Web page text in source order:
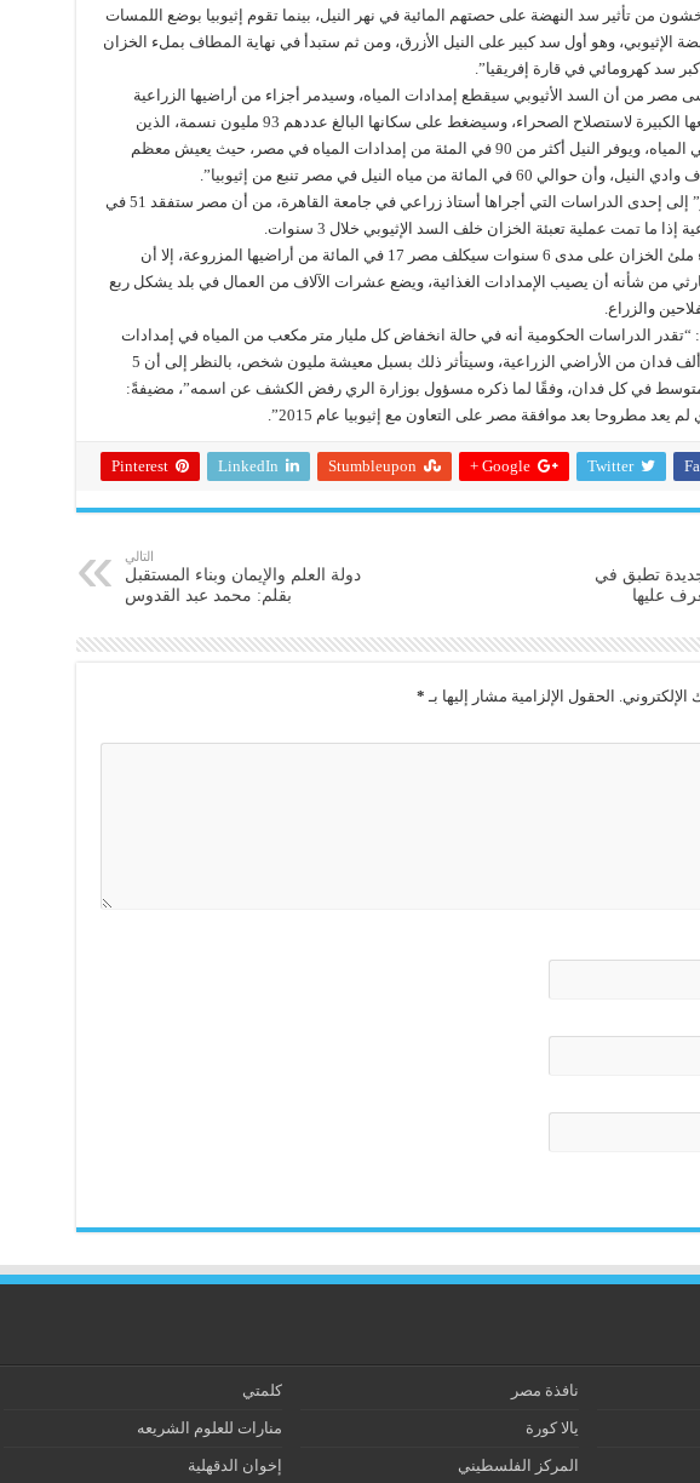
من تأثير سد النهضة على حصتهم المائية في نهر النيل، بينما تقوم إثيوبيا بوضع اللمسات
الإثيوبي، وهو أول سد كبير على النيل الأزرق، ومن ثم ستبدأ في نهاية المطاف بملء الخزان
سد كهرومائي في قارة إفريقيا”.
من أن السد الأثيوبي سيقطع إمدادات المياه، وسيدمر أجزاء من أراضيها الزراعية
الثمينة، وسَيُعَوِق مشاريعها الكبيرة لاستصلاح الصحراء، وسيضغط على سكانها البالغ عددهم 93 مليون نسمة، الذين
يواجهون بالفعل نقصا في المياه، ويوفر النيل أكثر من 90 في المئة من إمدادات المياه في مصر، حيث يعيش معظم
في المائة من مياه النيل في مصر تنبع من إثيوبيا”.
وأشارت “نيويورك تايمز” إلى إحدى الدراسات التي أجراها أستاذ زراعي في جامعة القاهرة، من أن مصر ستفقد 51 في
إذا ما تمت عملية تعبئة الخزان خلف السد الإثيوبي خلال 3 سنوات.
وأكدت الدراسة، أن بطء ملئ الخزان على مدى 6 سنوات سيكلف مصر 17 في المائة من أراضيها المزروعة، إلا أن
كارثي من شأنه أن يصيب الإمدادات الغذائية، ويضع عشرات الآلاف من العمال في بلد يشكل ربع
والزراع.
“تقدر الدراسات الحكومية أنه في حالة انخفاض كل مليار متر مكعب من المياه في إمدادات
مصر، سيتم فقدان 200 ألف فدان من الأراضي الزراعية، وسيتأثر ذلك بسبل معيشة مليون شخص، بالنظر إلى أن 5
في كل فدان، وفقًا لما ذكره مسؤول بوزارة الري رفض الكشف عن اسمه”، مضيفةً:
يعد مطروحا بعد موافقة مصر على التعاون مع إثيوبيا عام 2015”.
Twitter
Google +
Stumbleupon
LinkedIn
Pinterest
تطبق في
عليها
التالي
دولة العلم والإيمان وبناء المستقبل
بقلم: محمد عبد القدوس
الحقول الإلزامية مشار إليها بـ *
نافذة مصر كلمتي
يالا كورة منارات للعلوم الشريعه
المركز الفلسطيني إخوان الدقهلية